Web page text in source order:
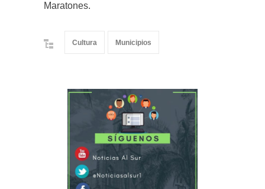
Maratones.
Cultura Municipios